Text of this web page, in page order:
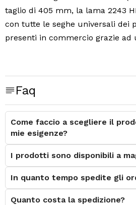
taglio di 405 mm, la lama 2243
con tutte le seghe universali dei
presenti in commercio grazie ad
Faq
Come faccio a scegliere il
mie esigenze?
I prodotti sono disponibili a
In quanto tempo spedite gli
Quanto costa la spedizione?